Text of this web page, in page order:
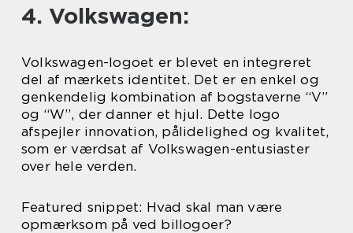
4. Volkswagen:
Volkswagen-logoet er blevet en integreret
del af mærkets identitet. Det er en enkel og
genkendelig kombination af bogstaverne “V”
og “W”, der danner et hjul. Dette logo
afspejler innovation, pålidelighed og kvalitet,
som er værdsat af Volkswagen-entusiaster
over hele verden.
Featured snippet: Hvad skal man være
opmærksom på ved billogoer?